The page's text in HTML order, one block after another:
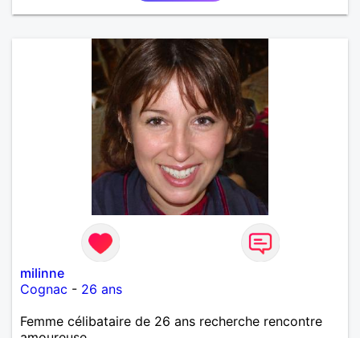
milinne
Cognac - 26 ans
Femme célibataire de 26 ans recherche rencontre